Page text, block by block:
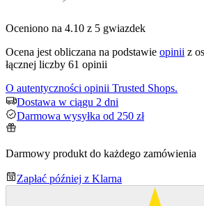
Oceniono na 4.10 z 5 gwiazdek
Ocena jest obliczana na podstawie opinii z
łącznej liczby 61 opinii
O autentyczności opinii Trusted Shops.
Dostawa w ciągu 2 dni
Darmowa wysyłka od 250 zł
Darmowy produkt do każdego zamówienia
Zapłać później z Klarna